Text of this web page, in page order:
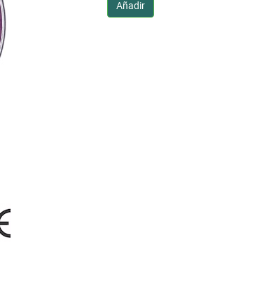
Añadir